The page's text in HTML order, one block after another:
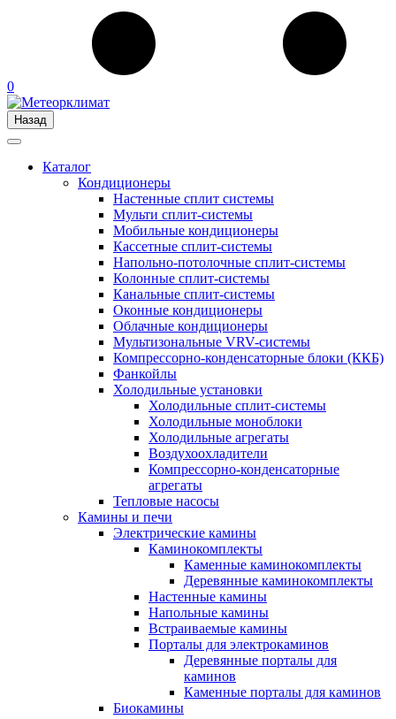
0
Назад
Каталог
Кондиционеры
Настенные сплит системы
Мульти сплит-системы
Мобильные кондиционеры
Кассетные сплит-системы
Напольно-потолочные сплит-системы
Колонные сплит-системы
Канальные сплит-системы
Оконные кондиционеры
Облачные кондиционеры
Мультизональные VRV-системы
Компрессорно-конденсаторные блоки (ККБ)
Фанкойлы
Холодильные установки
Холодильные сплит-системы
Холодильные моноблоки
Холодильные агрегаты
Воздухоохладители
Компрессорно-конденсаторные
агрегаты
Тепловые насосы
Камины и печи
Электрические камины
Каминокомплекты
Каменные каминокомплекты
Деревянные каминокомплекты
Настенные камины
Напольные камины
Встраиваемые камины
Порталы для электрокаминов
Деревянные порталы для
каминов
Каменные порталы для каминов
Биокамины